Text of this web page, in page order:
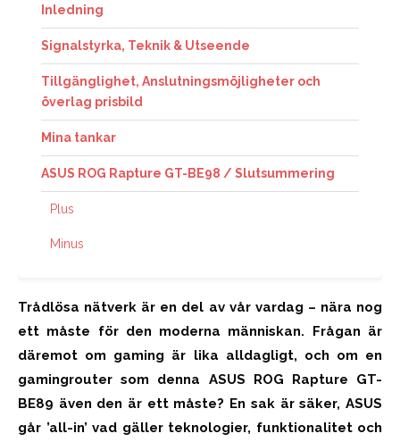
Inledning
Signalstyrka, Teknik & Utseende
Tillgänglighet, Anslutningsmöjligheter och
överlag prisbild
Mina tankar
ASUS ROG Rapture GT-BE98 / Slutsummering
Plus
Minus
Trådlösa nätverk är en del av vår vardag – nära nog
ett måste för den moderna människan. Frågan är
däremot om gaming är lika alldagligt, och om en
gamingrouter som denna ASUS ROG Rapture GT-
BE89 även den är ett måste? En sak är säker, ASUS
går ’all-in’ vad gäller teknologier, funktionalitet och